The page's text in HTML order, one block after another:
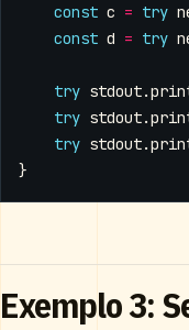
const c = try
const d = try
try stdout.
try stdout.
try stdout.
}
Exemplo 3: